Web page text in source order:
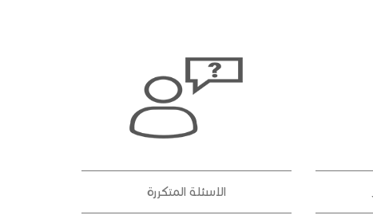
الاسئلة المتكررة